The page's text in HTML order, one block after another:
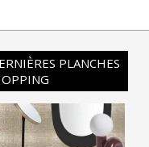
PLANCHES